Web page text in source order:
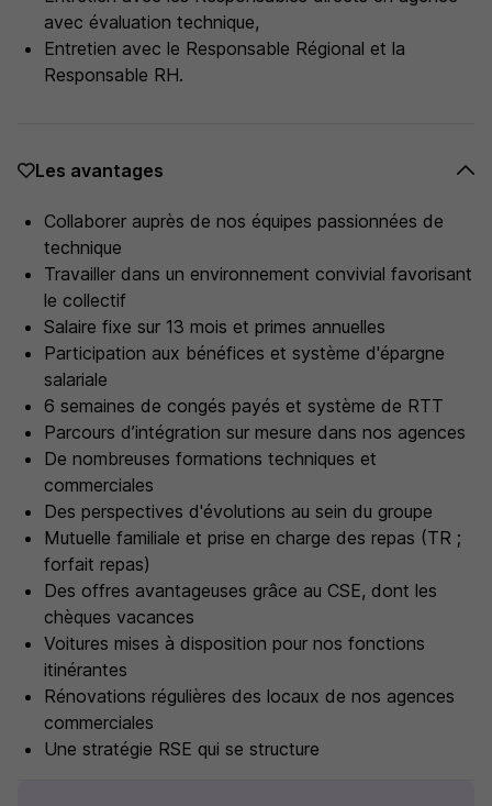
avec évaluation technique,
Entretien avec le Responsable Régional et la
Responsable RH.
Les avantages
Collaborer auprès de nos équipes passionnées de
technique
Travailler dans un environnement convivial favorisant
le collectif
Salaire fixe sur 13 mois et primes annuelles
Participation aux bénéfices et système d'épargne
salariale
6 semaines de congés payés et système de RTT
Parcours d’intégration sur mesure dans nos agences
De nombreuses formations techniques et
commerciales
Des perspectives d'évolutions au sein du groupe
Mutuelle familiale et prise en charge des repas (TR ;
forfait repas)
Des offres avantageuses grâce au CSE, dont les
chèques vacances
Voitures mises à disposition pour nos fonctions
itinérantes
Rénovations régulières des locaux de nos agences
commerciales
Une stratégie RSE qui se structure